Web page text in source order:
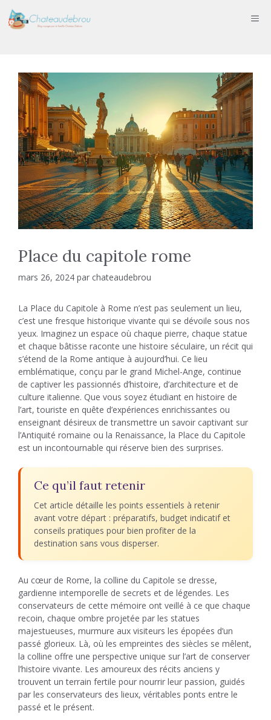
au
contenu
Place du capitole rome
mars 26, 2024 par chateaudebrou
La Place du Capitole à Rome n’est pas seulement un lieu,
c’est une fresque historique vivante qui se dévoile sous nos
yeux. Imaginez un espace où chaque pierre, chaque statue
et chaque bâtisse raconte une histoire séculaire, un récit qui
s’étend de la Rome antique à aujourd’hui. Ce lieu
emblématique, conçu par le grand Michel-Ange, continue
de captiver les passionnés d’histoire, d’architecture et de
culture italienne. Que vous soyez étudiant en histoire de
l’art, touriste en quête d’expériences enrichissantes ou
enseignant désireux de transmettre un savoir captivant sur
l’Antiquité romaine ou la Renaissance, la Place du Capitole
est un incontournable qui réserve bien des surprises.
Ce qu’il faut retenir
Cet article détaille les points essentiels à retenir
avant votre départ : préparatifs, budget indicatif et
conseils pratiques pour bien profiter de la
destination sans vous disperser.
Au cœur de Rome, la colline du Capitole se dresse,
gardienne intemporelle de secrets et de légendes. Les
conservateurs de cette mémoire ont veillé à ce que chaque
recoin, chaque ombre projetée par les statues
majestueuses, murmure aux visiteurs les épopées d’un
passé glorieux. Là, où les empreintes des siècles se mêlent,
la colline offre une perspective unique sur l’art de conserver
l’histoire vivante. Les amoureux des récits anciens y
trouvent un terrain fertile pour nourrir leur passion, guidés
par les conservateurs des lieux, véritables ponts entre le
passé et le présent.